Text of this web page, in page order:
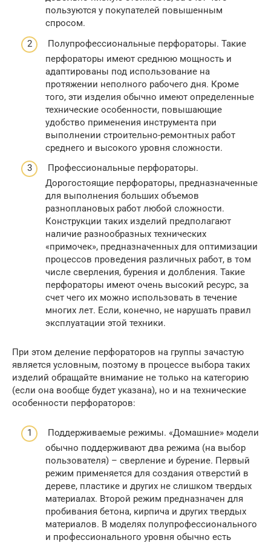
пользуются у покупателей повышенным
спросом.
Полупрофессиональные перфораторы. Такие
перфораторы имеют среднюю мощность и
адаптированы под использование на
протяжении неполного рабочего дня. Кроме
того, эти изделия обычно имеют определенные
технические особенности, повышающие
удобство применения инструмента при
выполнении строительно-ремонтных работ
среднего и высокого уровня сложности.
Профессиональные перфораторы.
Дорогостоящие перфораторы, предназначенные
для выполнения больших объемов
разноплановых работ любой сложности.
Конструкции таких изделий предполагают
наличие разнообразных технических
«примочек», предназначенных для оптимизации
процессов проведения различных работ, в том
числе сверления, бурения и долбления. Такие
перфораторы имеют очень высокий ресурс, за
счет чего их можно использовать в течение
многих лет. Если, конечно, не нарушать правил
эксплуатации этой техники.
При этом деление перфораторов на группы зачастую
является условным, поэтому в процессе выбора таких
изделий обращайте внимание не только на категорию
(если она вообще будет указана), но и на технические
особенности перфораторов:
Поддерживаемые режимы. «Домашние» модели
обычно поддерживают два режима (на выбор
пользователя) – сверление и бурение. Первый
режим применяется для создания отверстий в
дереве, пластике и других не слишком твердых
материалах. Второй режим предназначен для
пробивания бетона, кирпича и других твердых
материалов. В моделях полупрофессионального
и профессионального уровня обычно есть